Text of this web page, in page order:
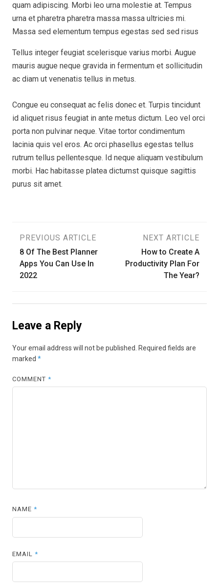
quam adipiscing. Morbi leo urna molestie at. Tempus
urna et pharetra pharetra massa massa ultricies mi.
Massa sed elementum tempus egestas sed sed risus
Tellus integer feugiat scelerisque varius morbi. Augue
mauris augue neque gravida in fermentum et sollicitudin
ac diam ut venenatis tellus in metus.
Congue eu consequat ac felis donec et. Turpis tincidunt
id aliquet risus feugiat in ante metus dictum. Leo vel orci
porta non pulvinar neque. Vitae tortor condimentum
lacinia quis vel eros. Ac orci phasellus egestas tellus
rutrum tellus pellentesque. Id neque aliquam vestibulum
morbi. Hac habitasse platea dictumst quisque sagittis
purus sit amet.
Post
navigation
PREVIOUS ARTICLE
8 Of The Best Planner
Apps You Can Use In
2022
NEXT ARTICLE
How to Create A
Productivity Plan For
The Year?
Leave a Reply
Your email address will not be published.
Required fields are
marked *
COMMENT*
NAME*
EMAIL*